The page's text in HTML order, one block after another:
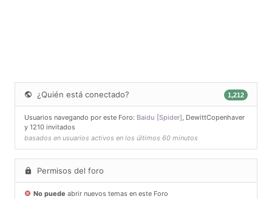
¿Quién está conectado? 1,212
Usuarios navegando por este Foro: Baidu [Spider], DewittCopenhaver
y 1210 invitados
basados en usuarios activos en los últimos 60 minutos
Permisos del foro
No puede abrir nuevos temas en este Foro